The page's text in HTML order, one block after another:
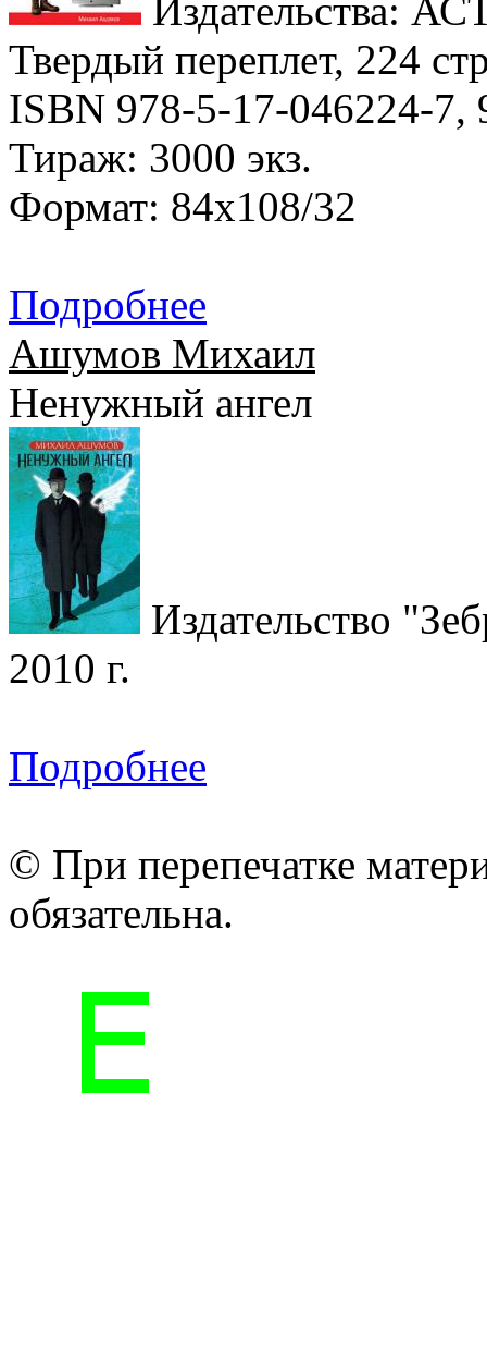
Издательства:
Твердый переплет, 224
ISBN 978-5-17-046224-7,
Тираж: 3000 экз.
Формат: 84x108/32
Подробнее
Ашумов Михаил
Ненужный ангел
Издательство
2010 г.
Подробнее
© При перепечатке
обязательна.